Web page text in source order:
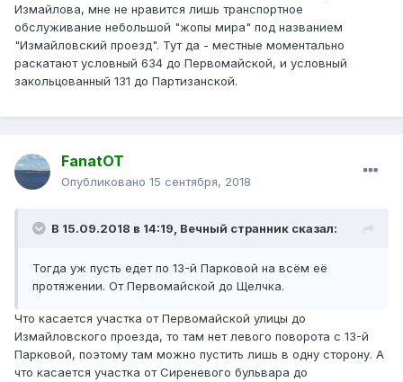
Измайлова, мне не нравится лишь транспортное
обслуживание небольшой "жопы мира" под названием
"Измайловский проезд". Тут да - местные моментально
раскатают условный 634 до Первомайской, и условный
закольцованный 131 до Партизанской.
FanatOT
Опубликовано 15 сентября, 2018
В 15.09.2018 в 14:19, Вечный странник сказал:
Тогда уж пусть едет по 13-й Парковой на всём её
протяжении. От Первомайской до Щелчка.
Что касается участка от Первомайской улицы до
Измайловского проезда, то там нет левого поворота с 13-й
Парковой, поэтому там можно пустить лишь в одну сторону. А
что касается участка от Сиреневого бульвара до